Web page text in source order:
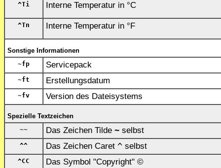
^Ti
Interne Temperatur in °C
^Tn Interne Temperatur in °F
Sonstige Informationen
~fp
Servicepack
~ft Erstellungsdatum
~fv Version des Dateisystems
Spezielle Textzeichen
~~
Das Zeichen Tilde ~ selbst
^^ Das Zeichen Caret ^ selbst
^CC Das Symbol "Copyright" ©